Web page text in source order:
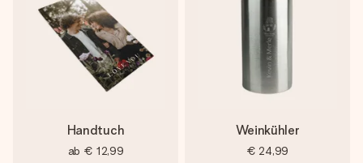
Handtuch
ab € 12,99
Weinkühler
€ 24,99